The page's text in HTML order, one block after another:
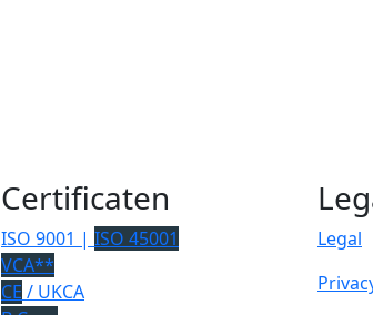
Certificaten
ISO 9001 | ISO 45001
VCA**
CE / UKCA
Legal